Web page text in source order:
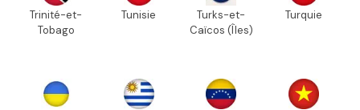
Trinité-et-
Tobago
Tunisie
Turks-et-
Caïcos (Îles)
Turquie